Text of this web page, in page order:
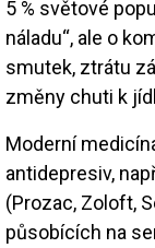
5 % světové
náladu“, ale o
smutek, ztrátu
změny chuti k
Moderní
antidepresiv,
(Prozac, Zoloft,
působících na